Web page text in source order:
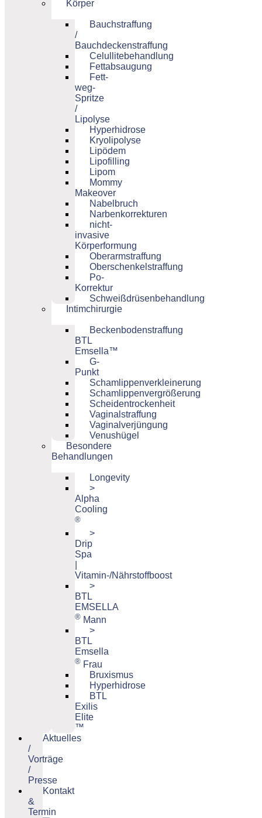
Körper
Bauchstraffung
/
Bauchdeckenstraffung
Celullitebehandlung
Fettabsaugung
Fett-
weg-
Spritze
/
Lipolyse
Hyperhidrose
Kryolipolyse
Lipödem
Lipofilling
Lipom
Mommy
Makeover
Nabelbruch
Narbenkorrekturen
nicht-
invasive
Körperformung
Oberarmstraffung
Oberschenkelstraffung
Po-
Korrektur
Schweißdrüsenbehandlung
Intimchirurgie
Beckenbodenstraffung
BTL
Emsella™
G-
Punkt
Schamlippenverkleinerung
Schamlippenvergrößerung
Scheidentrockenheit
Vaginalstraffung
Vaginalverjüngung
Venushügel
Besondere
Behandlungen
Longevity
>
Alpha
Cooling
®
>
Drip
Spa
Vitamin-/Nährstoffboost
>
BTL
EMSELLA
® Mann
>
BTL
Emsella
® Frau
Bruxismus
Hyperhidrose
BTL
Exilis
Elite
™
Aktuelles
/
Vorträge
/
Presse
Kontakt
&
Termin